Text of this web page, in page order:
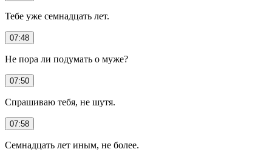
Тебе уже семнадцать лет.
07:48
Не пора ли подумать о муже?
07:50
Спрашиваю тебя, не шутя.
07:58
Семнадцать лет иным, не более.